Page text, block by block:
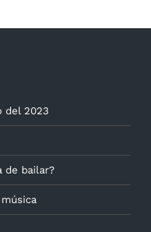
del 2023
de bailar?